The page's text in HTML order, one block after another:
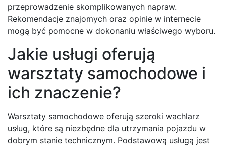
przeprowadzenie skomplikowanych napraw.
Rekomendacje znajomych oraz opinie w internecie
mogą być pomocne w dokonaniu właściwego wyboru.
Jakie usługi oferują
warsztaty samochodowe i
ich znaczenie?
Warsztaty samochodowe oferują szeroki wachlarz
usług, które są niezbędne dla utrzymania pojazdu w
dobrym stanie technicznym. Podstawową usługą jest